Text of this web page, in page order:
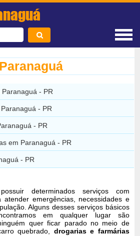
- PR
- PR
- PR
em Paranaguá - PR
- PR
determinados serviços com
atender emergências, necessidades e
Alguns desses serviços básicos
em qualquer lugar são
quer ficar parado no meio de
quebrado, drogarias e farmárias